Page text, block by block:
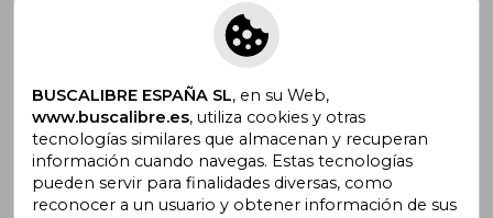
Suscríbete para recibir ofertas y
promociones
¿Necesitas ayuda?
BUSCALIBRE ESPAÑA SL, en su Web,
www.buscalibre.es, utiliza cookies y otras
tecnologías similares que almacenan y recuperan
información cuando navegas. Estas tecnologías
pueden servir para finalidades diversas, como
reconocer a un usuario y obtener información de sus